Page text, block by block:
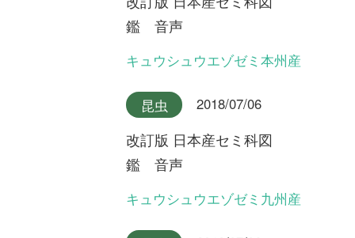
改訂版 日本産セミ科図
鑑 音声
ニイニイゼミ沖縄本島産
昆虫 2018/07/06
改訂版 日本産セミ科図
鑑 音声
アカエゾゼミとキュウシュウ
エゾゼミのデュエット
昆虫 2018/07/06